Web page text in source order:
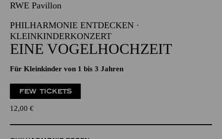
RWE Pavillon
PHILHARMONIE ENTDECKEN ·
KLEINKINDERKONZERT
EINE VOGELHOCHZEIT
Für Kleinkinder von 1 bis 3 Jahren
FEW TICKETS
12,00 €